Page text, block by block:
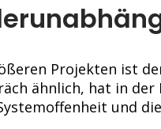
Projekten ist
ähnlich, hat in
und